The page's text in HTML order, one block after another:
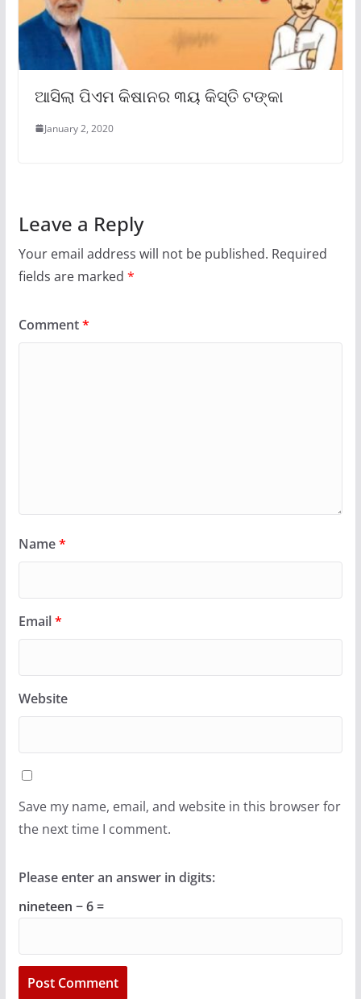
ଆସିଲା ପିଏମ କିଷାନର ୩ୟ କିସ୍ତି ଟଙ୍କା
January 2, 2020
Leave a Reply
Your email address will not be published. Required
fields are marked *
Comment*
Name*
Email*
Website
Save my name, email, and website in this browser for
the next time I comment.
Please enter an answer in digits:
nineteen − 6 =